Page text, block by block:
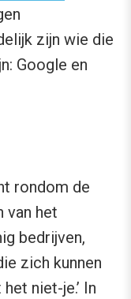
zijn wie die
Google en
rondom de
van het
bedrijven,
zich kunnen
niet-je.’ In